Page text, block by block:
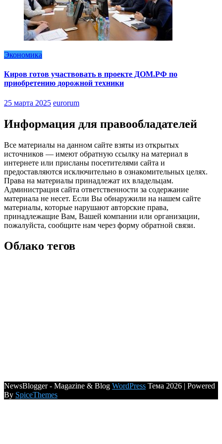
Экономика
Киров готов участвовать в проекте ДОМ.РФ по
приобретению дорожной техники
25 марта 2025 eurorum
Информация для правообладателей
Все материалы на данном сайте взяты из открытых
источников — имеют обратную ссылку на материал в
интернете или присланы посетителями сайта и
предоставляются исключительно в ознакомительных целях.
Права на материалы принадлежат их владельцам.
Администрация сайта ответственности за содержание
материала не несет. Если Вы обнаружили на нашем сайте
материалы, которые нарушают авторские права,
принадлежащие Вам, Вашей компании или организации,
пожалуйста, сообщите нам через форму обратной связи.
Облако тегов
NewsBlogger - Magazine & Blog WordPress Тема 2026 | Powered
By SpiceThemes